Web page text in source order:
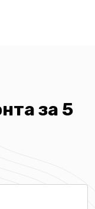
за 5